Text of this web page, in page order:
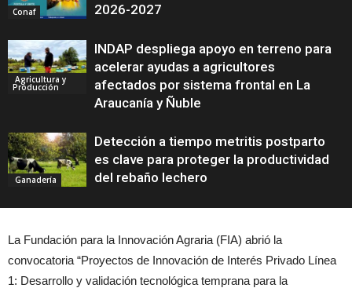
Conaf
2026-2027
Agricultura y
Producción
INDAP despliega apoyo en terreno para
acelerar ayudas a agricultores
afectados por sistema frontal en La
Araucanía y Ñuble
Ganadería
Detección a tiempo metritis postparto
es clave para proteger la productividad
del rebaño lechero
La Fundación para la Innovación Agraria (FIA) abrió la
convocatoria “Proyectos de Innovación de Interés Privado Línea
1: Desarrollo y validación tecnológica temprana para la